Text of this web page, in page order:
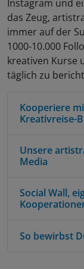
Instagram und
das Zeug,
immer auf der
1000-10.000
kreativen Kurse
täglich zu
Kooperiere
Kreativreise-
Wir sind
Und deshalb
einer
kreativen
Unsere
Media
Besonders
Kanal, für den
Auf YouTube
Social Wall,
Die aktuellen
So bewirbst